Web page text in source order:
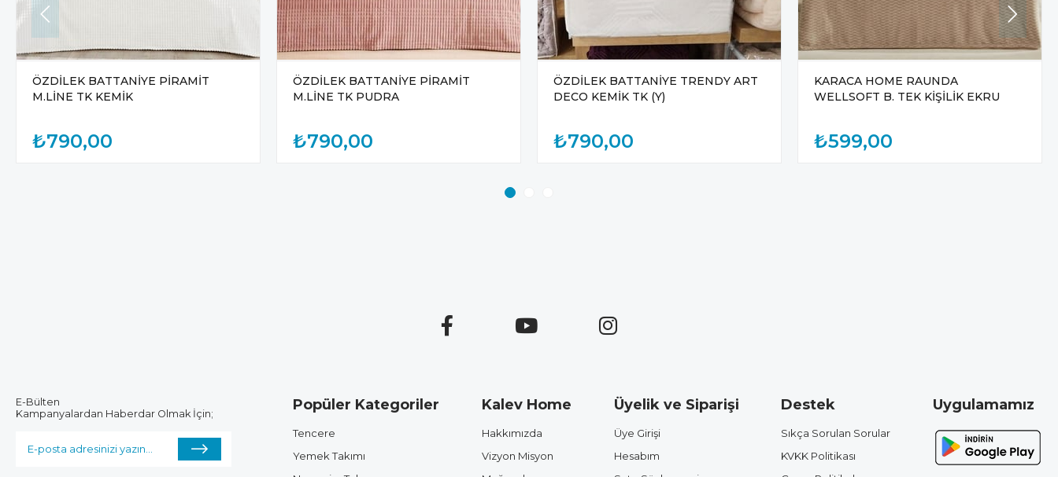
ÖZDİLEK BATTANİYE PİRAMİT
M.LİNE TK KEMİK
₺790,00
ÖZDİLEK BATTANİYE PİRAMİT
M.LİNE TK PUDRA
₺790,00
ÖZDİLEK BATTANİYE TRENDY ART
DECO KEMİK TK (Y)
₺790,00
KARACA HOME RAUNDA
WELLSOFT B. TEK KİŞİLİK EKRU
₺599,00
E-Bülten
Kampanyalardan Haberdar Olmak İçin;
Popüler Kategoriler
Tencere
Yemek Takımı
Kalev Home
Hakkımızda
Vizyon Misyon
Üyelik ve Siparişi
Üye Girişi
Hesabım
Destek
Sıkça Sorulan Sorular
KVKK Politikası
Uygulamamız